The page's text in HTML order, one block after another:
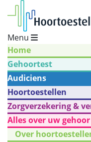
Menu
Home
Gehoortest
Audiciens
Hoortoestellen
Zorgverzekering &
Alles over uw gehoor
Over